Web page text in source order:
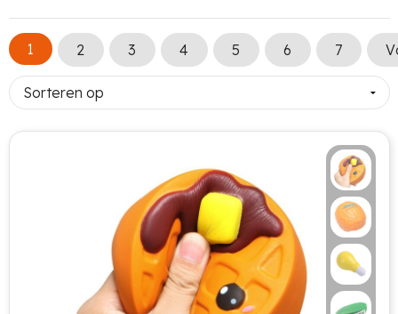
Kinderen & Baby's
Tassen
Technologie
Outdoor & Vrije tijd
Gezondheid & Wellness
Kleding & Textiel
Jubileum
Complimentendag
Secretaressedag
Dag van de Bouw
Dag van de Leraar
Dag van de Vrijwilliger
Black+Blum
Blossombs
Boska
BrandCharger
1 2 3 4 5 6 7